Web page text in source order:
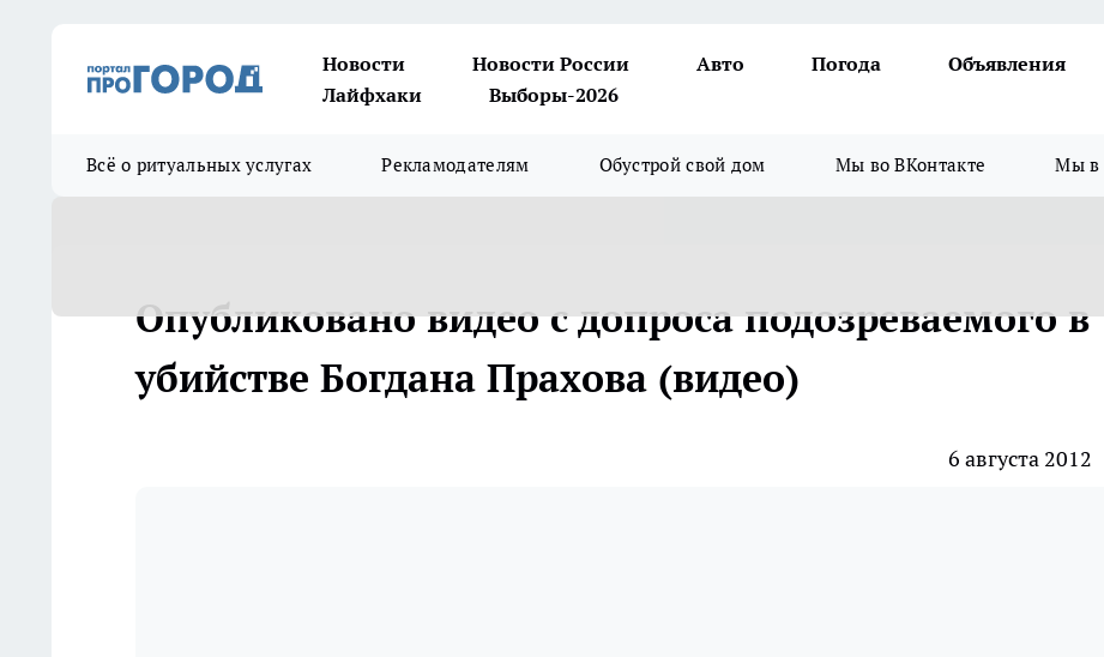
Новости Новости России Авто Погода
Объявления
Лайфхаки
Выборы-2026
Всё о ритуальных услугах Рекламодателям Обустрой свой дом Мы во ВКонтакте Мы в
Опубликовано видео с допроса подозреваемого в
убийстве Богдана Прахова (видео)
6 августа 2012